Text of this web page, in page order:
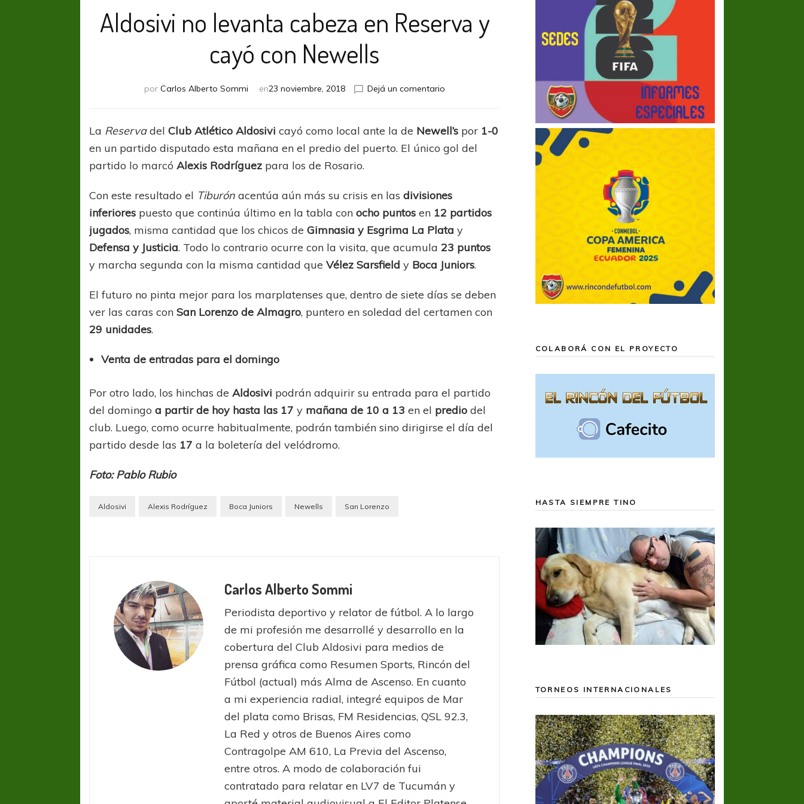
Aldosivi no levanta cabeza en Reserva y
cayó con Newells
por Carlos Alberto Sommi en23 noviembre, 2018 Dejá un comentarioen
levanta
cabeza
en
con
Newells
La ReservadelClub Atlético Aldosivi cayó como local ante la de Newell’s por 1-0
en un partido disputado esta mañana en el predio del puerto. El único gol del
partido lo marcóAlexis Rodríguez para los de Rosario.
Con este resultado el Tiburón acentúa aún más su crisis en lasdivisiones
inferiores puesto que continúa último en la tabla conocho puntos en 12 partidos
jugados, misma cantidad que los chicos deGimnasia y Esgrima La Plata y
Defensa y Justicia. Todo lo contrario ocurre con la visita, que acumula23 puntos
y marcha segunda con la misma cantidad queVélez Sarsfield y Boca Juniors.
El futuro no pinta mejor para los marplatenses que, dentro de siete días se deben
ver las caras conSan Lorenzo de Almagro, puntero en soledad del certamen con
29 unidades.
Venta de entradas para el domingo
Por otro lado, los hinchas deAldosivi podrán adquirir su entrada para el partido
del domingoa partir de hoy hasta las 17 y mañana de 10 a 13 en el predio del
club. Luego, como ocurre habitualmente, podrán también sino dirigirse el día del
partido desde las 17 a la boletería del velódromo.
Foto: Pablo Rubio
Aldosivi Alexis Rodríguez Boca Juniors Newells San Lorenzo
Carlos Alberto Sommi
Periodista deportivo y relator de fútbol. A lo largo
de mi profesión me desarrollé y desarrollo en la
cobertura del Club Aldosivi para medios de
prensa gráfica como Resumen Sports, Rincón del
Fútbol (actual) más Alma de Ascenso. En cuanto
a mi experiencia radial, integré equipos de Mar
del plata como Brisas, FM Residencias, QSL 92.3,
La Red y otros de Buenos Aires como
Contragolpe AM 610, La Previa del Ascenso,
entre otros. A modo de colaboración fui
contratado para relatar en LV7 de Tucumán y
COLABORÁ CON EL PROYECTO
HASTA SIEMPRE TINO
TORNEOS INTERNACIONALES